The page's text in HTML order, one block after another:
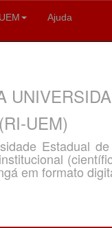
Ajuda
UEM)
Estadual
em formato